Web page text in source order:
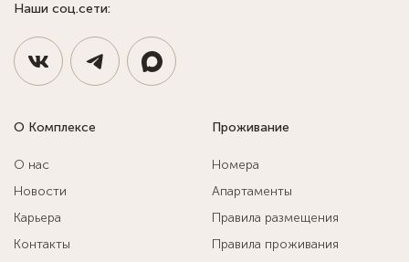
Наши соц.сети:
О Комплексе
О нас
Новости
Карьера
Контакты
Проживание
Номера
Апартаменты
Правила размещения
Правила проживания